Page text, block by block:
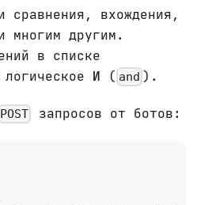
сравнения, вхождения,
многим другим.
в списке
И ( and ).
POST запросов от ботов: